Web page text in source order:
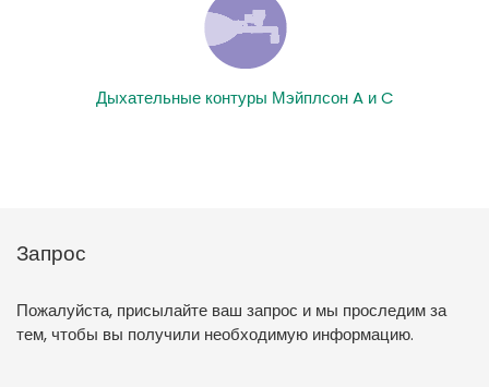
Дыхательные контуры Мэйплсон A и C
Запрос
Пожалуйста, присылайте ваш запрос и мы проследим за
тем, чтобы вы получили необходимую информацию.